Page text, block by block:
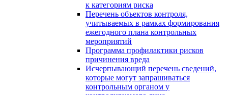
к категориям риска
Перечень объектов контроля,
учитываемых в рамках формирования
ежегодного плана контрольных
мероприятий
Программа профилактики рисков
причинения вреда
Исчерпывающий перечень сведений,
которые могут запрашиваться
контрольным органом у